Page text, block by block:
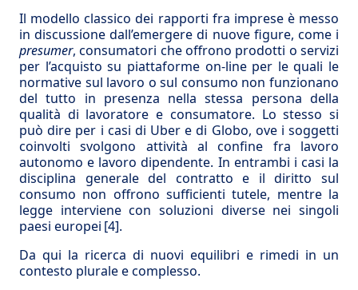
Il modello classico dei rapporti fra imprese è messo
in discussione dall’emergere di nuove figure, come i
presumer, consumatori che offrono prodotti o servizi
per l’acquisto su piattaforme on-line per le quali le
normative sul lavoro o sul consumo non funzionano
del tutto in presenza nella stessa persona della
qualità di lavoratore e consumatore. Lo stesso si
può dire per i casi di Uber e di Globo, ove i soggetti
coinvolti svolgono attività al confine fra lavoro
autonomo e lavoro dipendente. In entrambi i casi la
disciplina generale del contratto e il diritto sul
consumo non offrono sufficienti tutele, mentre la
legge interviene con soluzioni diverse nei singoli
paesi europei [4].
Da qui la ricerca di nuovi equilibri e rimedi in un
contesto plurale e complesso.